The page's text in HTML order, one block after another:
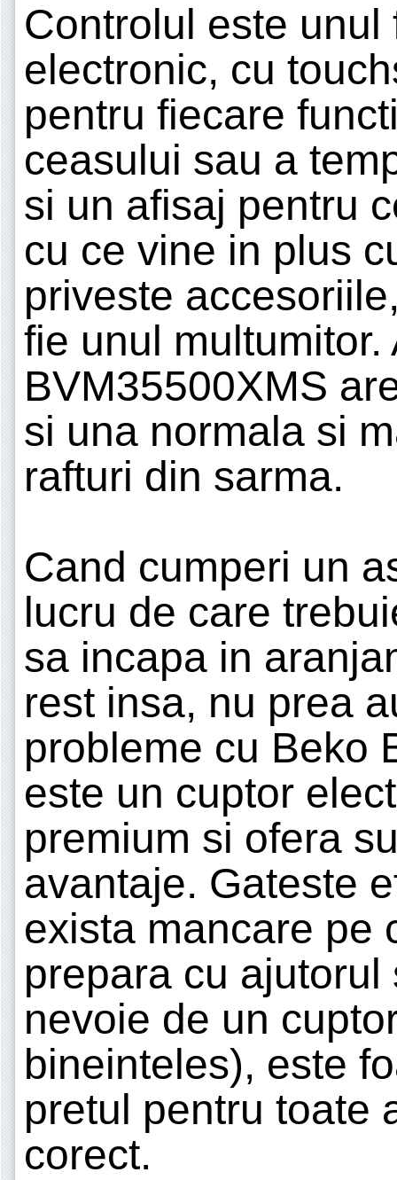
Controlul este unul
electronic, cu
pentru fiecare
ceasului sau a
si un afisaj pentru
cu ce vine in plus
priveste
fie unul multumitor.
BVM35500XMS
si una normala si
rafturi din sarma.
Cand cumperi un
lucru de care
sa incapa in
rest insa, nu prea
probleme cu Beko
este un cuptor
premium si ofera
avantaje. Gateste
exista mancare pe
prepara cu
nevoie de un
bineinteles), este
pretul pentru toate
corect.